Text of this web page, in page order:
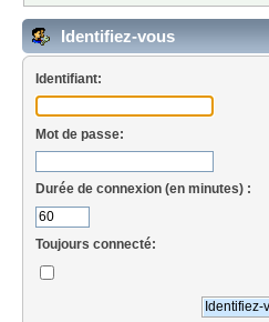
Identifiez-vous
Identifiant:
Mot de passe:
Durée de connexion (en minutes) :
Toujours connecté: